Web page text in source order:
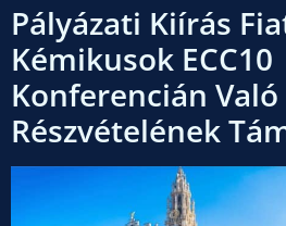
Pályázati Kiírás
Kémikusok ECC10
Konferencián Való
Részvételének